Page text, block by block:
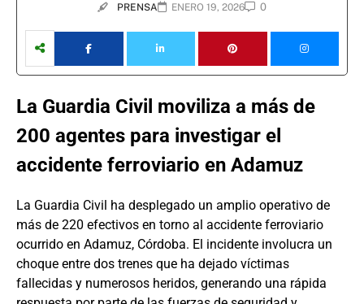
PRENSA ENERO 19, 2026 0
La Guardia Civil moviliza a más de
200 agentes para investigar el
accidente ferroviario en Adamuz
La Guardia Civil ha desplegado un amplio operativo de
más de 220 efectivos en torno al accidente ferroviario
ocurrido en Adamuz, Córdoba. El incidente involucra un
choque entre dos trenes que ha dejado víctimas
fallecidas y numerosos heridos, generando una rápida